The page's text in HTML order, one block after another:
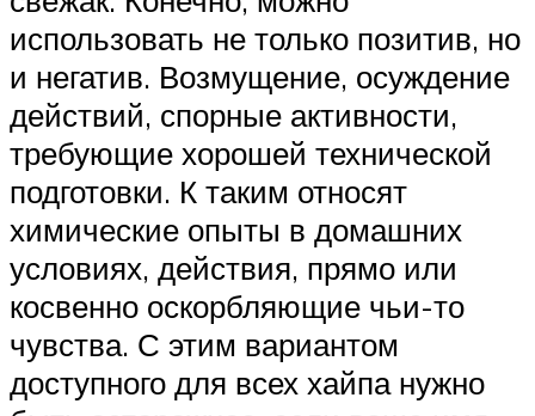
использовать не только позитив, но
и негатив. Возмущение, осуждение
действий, спорные активности,
требующие хорошей технической
подготовки. К таким относят
химические опыты в домашних
условиях, действия, прямо или
косвенно оскорбляющие чьи-то
чувства. С этим вариантом
доступного для всех хайпа нужно